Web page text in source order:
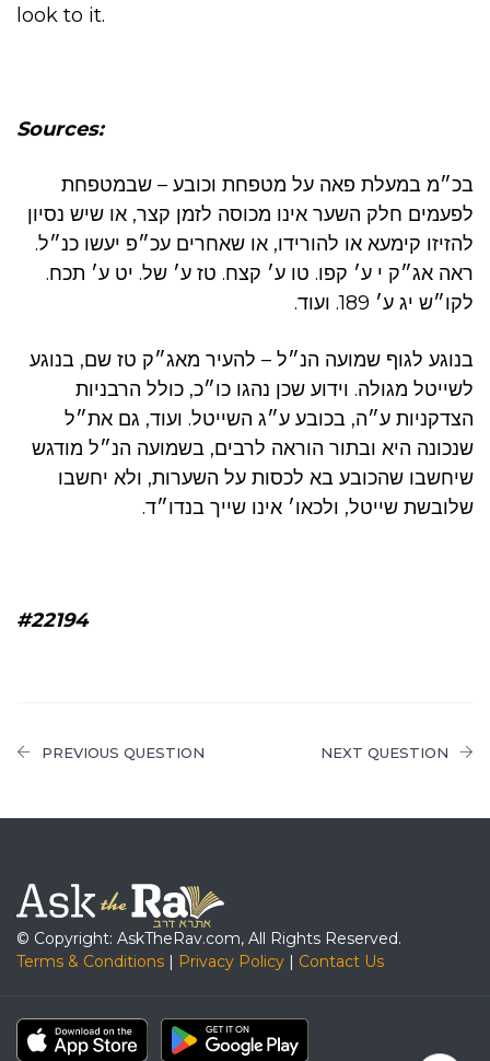
look to it.
Sources:
בכ״מ במעלת פאה על מטפחת וכובע – שבמטפחת
לפעמים חלק השער אינו מכוסה לזמן קצר, או שיש נסיון
להזיזו קימעא או להורידו, או שאחרים עכ״פ יעשו כנ״ל.
ראה אג״ק י ע׳ קפו. טו ע׳ קצח. טז ע׳ של. יט ע׳ תכח.
לקו״ש יג ע׳ 189. ועוד.
בנוגע לגוף שמועה הנ״ל – להעיר מאג״ק טז שם, בנוגע
לשייטל מגולה. וידוע שכן נהגו כו״כ, כולל הרבניות
הצדקניות ע״ה, בכובע ע״ג השייטל. ועוד, גם את״ל
שנכונה היא ובתור הוראה לרבים, בשמועה הנ״ל מודגש
שיחשבו שהכובע בא לכסות על השערות, ולא יחשבו
שלובשת שייטל, ולכאו׳ אינו שייך בנדו״ד.
#22194
PREVIOUS QUESTION NEXT QUESTION
© Copyright: AskTheRav.com, All Rights Reserved.
Terms & Conditions | Privacy Policy | Contact Us